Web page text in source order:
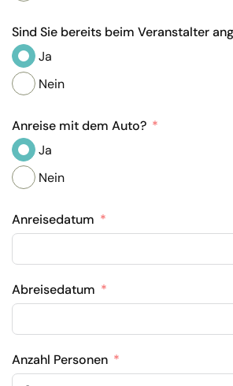
Sind Sie bereits beim Veranstalter
Ja
Nein
Anreise mit dem Auto?
Ja
Nein
Anreisedatum
Abreisedatum
Anzahl Personen